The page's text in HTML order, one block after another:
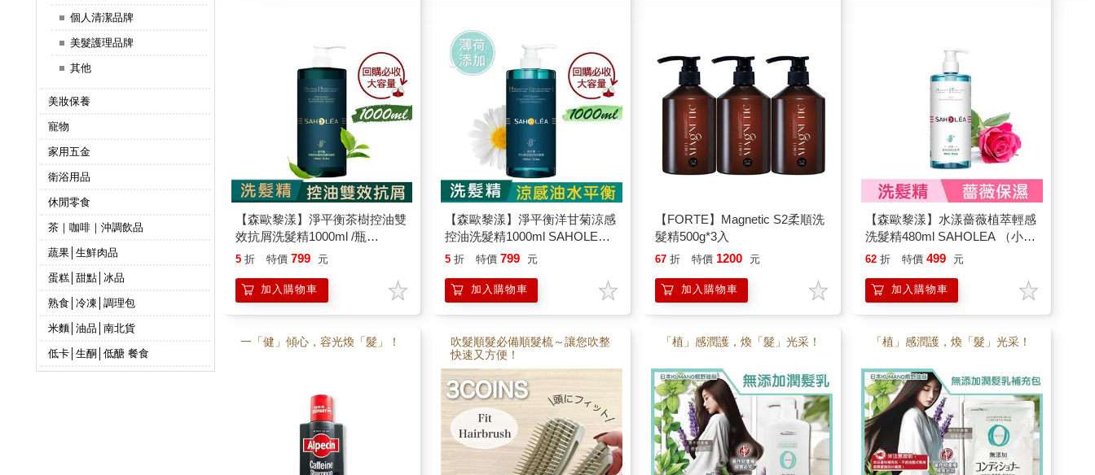
個人清潔品牌
美髮護理品牌
其他
美妝保養
寵物
家用五金
衛浴用品
休閒零食
茶｜咖啡｜沖調飲品
蔬果│生鮮肉品
蛋糕│甜點│冰品
熟食│冷凍│調理包
米麵│油品│南北貨
低卡│生酮│低醣 餐食
【森歐黎漾】淨平衡茶樹控油雙
效抗屑洗髮精1000ml /瓶
（SAHOLEA/小明星大跟班/醫
5 折 特價 799 元
加入購物車
【森歐黎漾】淨平衡洋甘菊涼感
控油洗髮精1000ml SAHOLEA
(小明星大跟班/醫師好辣/一袋女
5 折 特價 799 元
加入購物車
【FORTE】Magnetic S2柔順洗
髮精500g*3入
67 折 特價 1200 元
加入購物車
【森歐黎漾】水漾薔薇植萃輕感
洗髮精480ml SAHOLEA （小明
星大跟班/醫師好辣/一袋女王/節
62 折 特價 499 元
加入購物車
一「健」傾心，容光煥「髮」！
吹髮順髮必備順髮梳～讓您吹整
快速又方便！
「植」感潤護，煥「髮」光采！ 「植」感潤護，煥「髮」光采！